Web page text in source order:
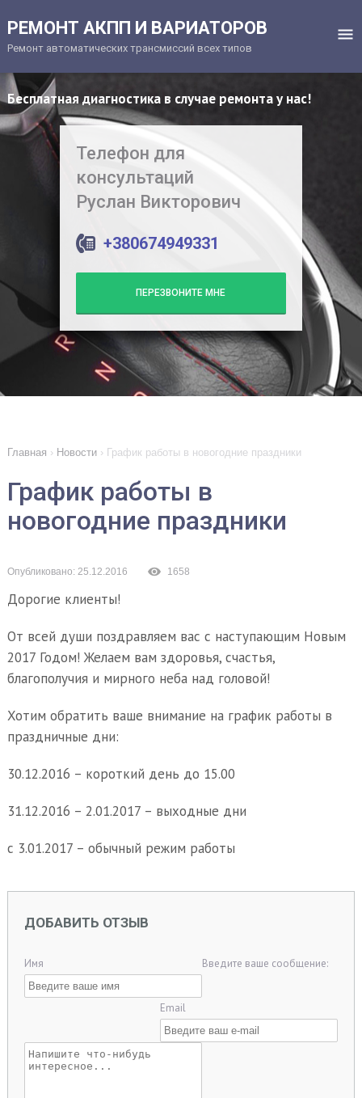
РЕМОНТ АКПП И ВАРИАТОРОВ
Ремонт автоматических трансмиссий всех типов
Бесплатная диагностика в случае ремонта у нас!
Телефон для
консультаций
Руслан Викторович
+380674949331
ПЕРЕЗВОНИТЕ МНЕ
Главная › Новости› График работы в новогодние праздники
График работы в
новогодние праздники
Опубликовано: 25.12.2016 1658
Дорогие клиенты!
От всей души поздравляем вас с наступающим Новым
2017 Годом! Желаем вам здоровья, счастья,
благополучия и мирного неба над головой!
Хотим обратить ваше внимание на график работы в
праздничные дни:
30.12.2016 – короткий день до 15.00
31.12.2016 – 2.01.2017 – выходные дни
с 3.01.2017 – обычный режим работы
ДОБАВИТЬ ОТЗЫВ
Имя
Email
Введите ваше сообщение: